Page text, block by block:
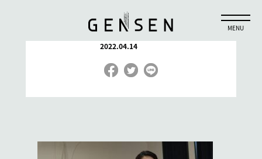
svd3
2022.04.14